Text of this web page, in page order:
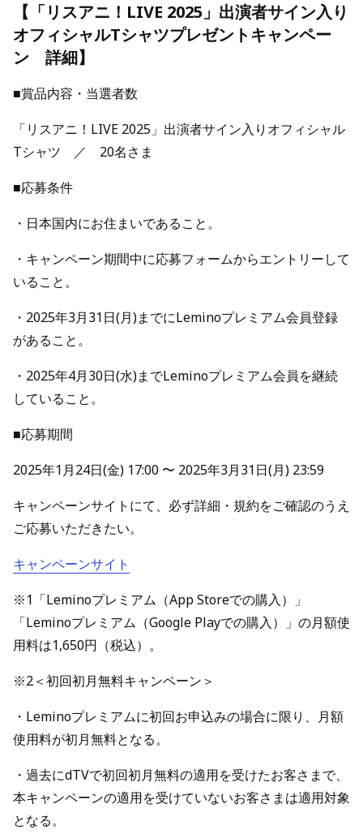
【「リスアニ！LIVE 2025」出演者サイン入り
オフィシャルTシャツプレゼントキャンペー
ン 詳細】
■賞品内容・当選者数
「リスアニ！LIVE 2025」出演者サイン入りオフィシャル
Tシャツ ／ 20名さま
■応募条件
・日本国内にお住まいであること。
・キャンペーン期間中に応募フォームからエントリーして
いること。
・2025年3月31日(月)までにLeminoプレミアム会員登録
があること。
・2025年4月30日(水)までLeminoプレミアム会員を継続
していること。
■応募期間
2025年1月24日(金) 17:00 〜 2025年3月31日(月) 23:59
キャンペーンサイトにて、必ず詳細・規約をご確認のうえ
ご応募いただきたい。
キャンペーンサイト
※1「Leminoプレミアム（App Storeでの購入）」
「Leminoプレミアム（Google Playでの購入）」の月額使
用料は1,650円（税込）。
※2＜初回初月無料キャンペーン＞
・Leminoプレミアムに初回お申込みの場合に限り、月額
使用料が初月無料となる。
・過去にdTVで初回初月無料の適用を受けたお客さまで、
本キャンペーンの適用を受けていないお客さまは適用対象
となる。